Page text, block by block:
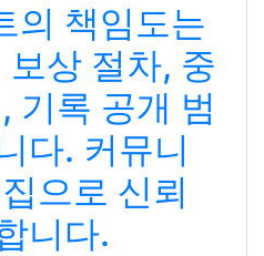
의 책임도는
상 절차, 중
기록 공개 범
다. 커뮤니
으로 신뢰
니다.